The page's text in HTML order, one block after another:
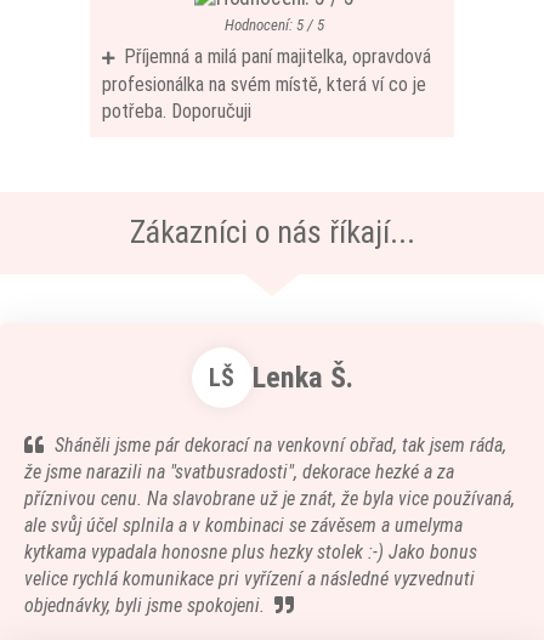
Hodnocení: 5 / 5
Příjemná a milá paní majitelka, opravdová
profesionálka na svém místě, která ví co je
potřeba. Doporučuji
Zákazníci o nás říkají...
LŠ Lenka Š.
Sháněli jsme pár dekorací na venkovní obřad, tak jsem ráda,
že jsme narazili na "svatbusradosti", dekorace hezké a za
příznivou cenu. Na slavobrane už je znát, že byla vice používaná,
ale svůj účel splnila a v kombinaci se závěsem a umelyma
kytkama vypadala honosne plus hezky stolek :-) Jako bonus
velice rychlá komunikace pri vyřízení a následné vyzvednuti
objednávky, byli jsme spokojeni.